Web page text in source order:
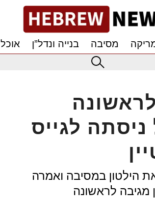
מסיבה בנייה ונדל”ן
אוכל
ניסתה לגייס
ראתה את הילטון במסיבה ואמרה
לראשונה